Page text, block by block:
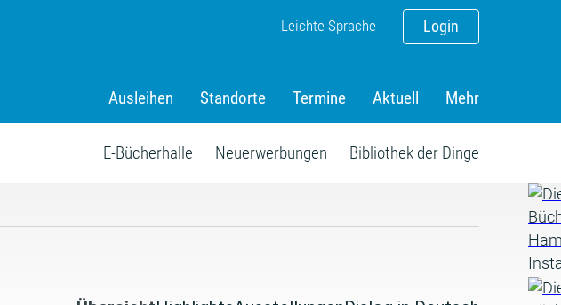
Login
Leichte Sprache
Ausleihen Standorte Termine Aktuell Mehr
E-Bücherhalle Neuerwerbungen Bibliothek der Dinge